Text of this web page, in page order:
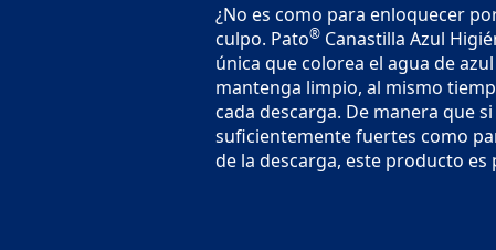
¿No es como para enloquecer
culpo. Pato® Canastilla Azul
única que colorea el agua de
mantenga limpio, al mismo
cada descarga. De manera que
suficientemente fuertes como
de la descarga, este producto